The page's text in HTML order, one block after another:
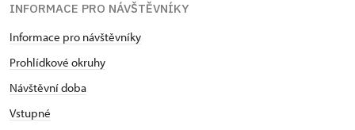
INFORMACE PRO NÁVŠTĚVNÍKY
Informace pro návštěvníky
Prohlídkové okruhy
Návštěvní doba
Vstupné